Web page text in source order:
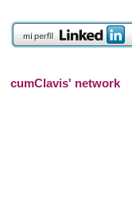
cumClavis' network